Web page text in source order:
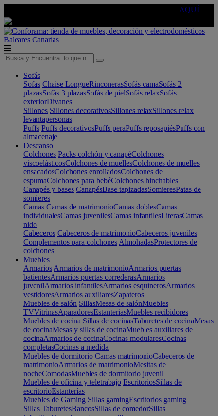
AQUÍ
Baleares Canarias
Sofás
Sofás Chaise LongueRinconerasSofás camaSofás 2
plazasSofás 3 plazasSofás de pielSofás relaxSofás
exteriorDivanes
Sillones Sillones decorativosSillones relaxSillones relax
levantapersonas
Puffs Puffs decorativosPuffs peraPuffs reposapiésPuffs con
almacenaje
Descanso
Colchones Packs colchón y canapéColchones
viscoelásticosColchones de muellesColchones de muelles
ensacadosColchones enrolladosColchones de
espumaColchones para bebéColchones hinchables
Canapés y bases CanapésBase tapizadasSomieresPatas de
somieres
Camas Camas de matrimonioCamas doblesCamas
individualesCamas juvenilesCamas infantilesLiterasCamas
nido
Cabeceros Cabeceros de matrimonioCabeceros juveniles
Complementos para colchones AlmohadasProtectores de
colchones
Muebles
Armarios Armarios de matrimonioArmarios puertas
batientesArmarios puertas correderasArmarios
juvenilArmarios infantilesArmarios esquinerosArmarios
vestidoresArmarios auxiliaresZapateros
Muebles de salón SillasMesas de salónMuebles
TVVitrinasAparadoresEstanteriasMuebles recibidores
Muebles de cocina Sillas de cocinasTaburetes de cocinaMesas
de cocinaMesas y sillas de cocinaMuebles auxiliares de
cocinaArmarios de cocinaCocinas modularesCocinas
completasCocinas a medida
Muebles de dormitorio Camas matrimonioCabeceros de
matrimonioArmarios de matrimonioMesitas de
nocheComodasMuebles de dormitorio juvenil
Muebles de oficina y teletrabajo EscritoriosSillas de
escritorioEstanterías
Muebles de Gaming Sillas gamingEscritorios gaming
Sillas TaburetesBancosSillas de comedorSillas